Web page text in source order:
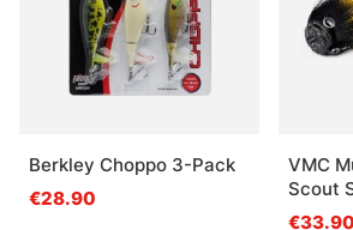
Berkley Choppo 3-Pack
€28.90
VMC
Scout
€33.90